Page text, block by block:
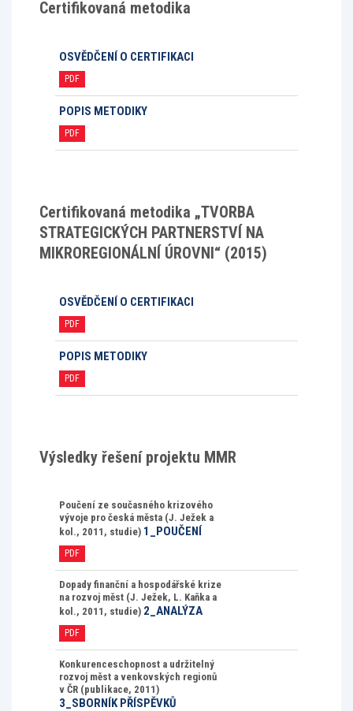
Certifikovaná metodika
OSVĚDČENÍ O CERTIFIKACI
PDF
POPIS METODIKY
PDF
Certifikovaná metodika „TVORBA
STRATEGICKÝCH PARTNERSTVÍ NA
MIKROREGIONÁLNÍ ÚROVNI“ (2015)
OSVĚDČENÍ O CERTIFIKACI
PDF
POPIS METODIKY
PDF
Výsledky řešení projektu MMR
Poučení ze současného krizového
vývoje pro česká města (J. Ježek a
kol., 2011, studie) 1_POUČENÍ
PDF
Dopady finanční a hospodářské krize
na rozvoj měst (J. Ježek, L. Kaňka a
kol., 2011, studie) 2_ANALÝZA
PDF
Konkurenceschopnost a udržitelný
rozvoj měst a venkovských regionů
v ČR (publikace, 2011)
3_SBORNÍK PŘÍSPĚVKŮ